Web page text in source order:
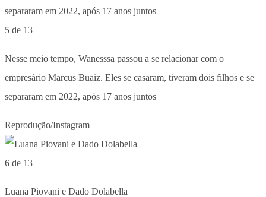
5 de 13
Nesse meio tempo, Wanesssa passou a se relacionar com o
empresário Marcus Buaiz. Eles se casaram, tiveram dois filhos e se
separaram em 2022, após 17 anos juntos
Reprodução/Instagram
6 de 13
Luana Piovani e Dado Dolabella